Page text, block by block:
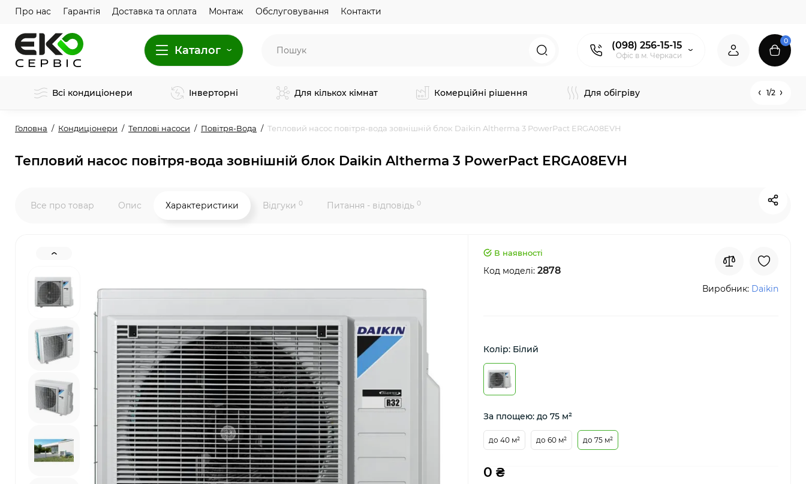
Про нас Гарантія Доставка та оплата Монтаж Обслуговування Контакти
Каталог (098) 256-15-15
Офіс в м. Черкаси
0
Всі кондиціонери Інверторні Для кількох кімнат Комерційні рішення Для обігріву 1/2
Головна Кондиціонери Теплові насоси Повітря-Вода Тепловий насос повітря-вода зовнішній блок Daikin Altherma 3 PowerPact ERGA08EVH
Тепловий насос повітря-вода зовнішній блок Daikin Altherma 3 PowerPact ERGA08EVH
Все про товар Опис Характеристики Відгуки 0 Питання - відповідь 0
В наявності
Код моделі: 2878
Виробник: Daikin
Колір: Білий
За площею: до 75 м²
до 40 м² до 60 м² до 75 м²
0 ₴